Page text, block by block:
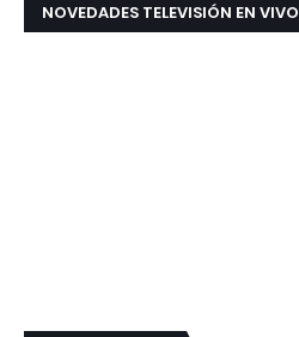
NOVEDADES TELEVISIÓN EN VIVO